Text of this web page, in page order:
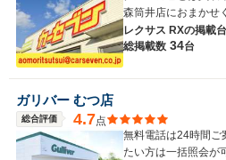
森筒井店におまかせ
レクサス RXの掲載
総掲載数 34台
ガリバー むつ店
総合評価 4.7点
無料電話は24時間ご
たい方は一括照会が